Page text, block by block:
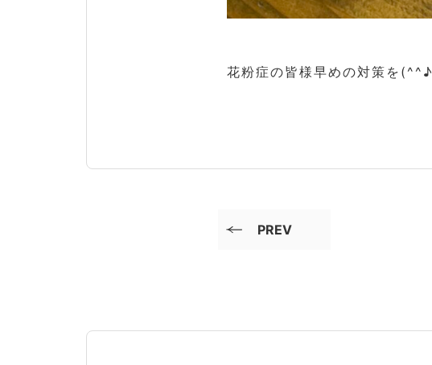
花粉症の皆様早めの対策を(^^♪
PREV